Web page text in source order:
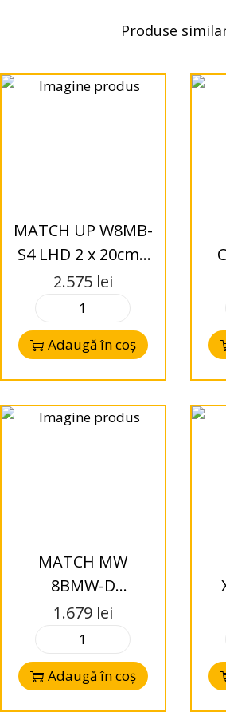
Produse
MATCH UP W8MB-
S4 LHD 2 x 20cm /
8” subwoofer
pentru Mercedes
2.575 lei
Adaugă în coș
MATCH MW
8BMW-D
Subwoofers 2 x 20
cm / 8? pentru
BMW
1.679 lei
Adaugă în coș